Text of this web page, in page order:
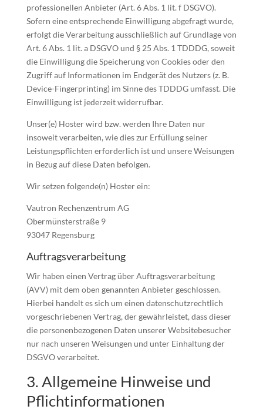
professionellen Anbieter (Art. 6 Abs. 1 lit. f DSGVO).
Sofern eine entsprechende Einwilligung abgefragt wurde,
erfolgt die Verarbeitung ausschließlich auf Grundlage von
Art. 6 Abs. 1 lit. a DSGVO und § 25 Abs. 1 TDDDG, soweit
die Einwilligung die Speicherung von Cookies oder den
Zugriff auf Informationen im Endgerät des Nutzers (z. B.
Device-Fingerprinting) im Sinne des TDDDG umfasst. Die
Einwilligung ist jederzeit widerrufbar.
Unser(e) Hoster wird bzw. werden Ihre Daten nur
insoweit verarbeiten, wie dies zur Erfüllung seiner
Leistungspflichten erforderlich ist und unsere Weisungen
in Bezug auf diese Daten befolgen.
Wir setzen folgende(n) Hoster ein:
Vautron Rechenzentrum AG
Obermünsterstraße 9
93047 Regensburg
Auftragsverarbeitung
Wir haben einen Vertrag über Auftragsverarbeitung
(AVV) mit dem oben genannten Anbieter geschlossen.
Hierbei handelt es sich um einen datenschutzrechtlich
vorgeschriebenen Vertrag, der gewährleistet, dass dieser
die personenbezogenen Daten unserer Websitebesucher
nur nach unseren Weisungen und unter Einhaltung der
DSGVO verarbeitet.
3. Allgemeine Hinweise und
Pflicht­informationen